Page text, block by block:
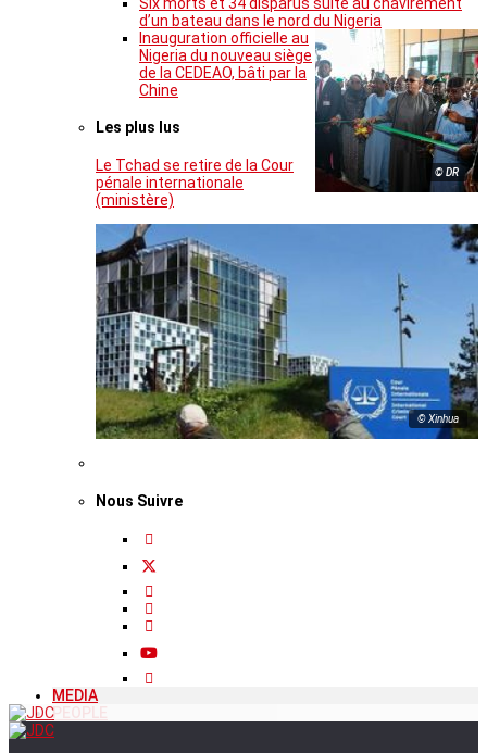
d’un bateau dans le nord du Nigeria
© DR
Inauguration officielle au
Nigeria du nouveau siège
de la CEDEAO, bâti par la
Chine
Les plus lus
Le Tchad se retire de la Cour
pénale internationale
(ministère)
© Xinhua
Nous Suivre
MEDIA
PEOPLE